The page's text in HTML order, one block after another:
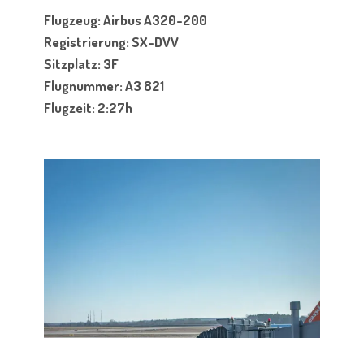
Flugzeug: Airbus A320-200
Registrierung: SX-DVV
Sitzplatz: 3F
Flugnummer: A3 821
Flugzeit: 2:27h